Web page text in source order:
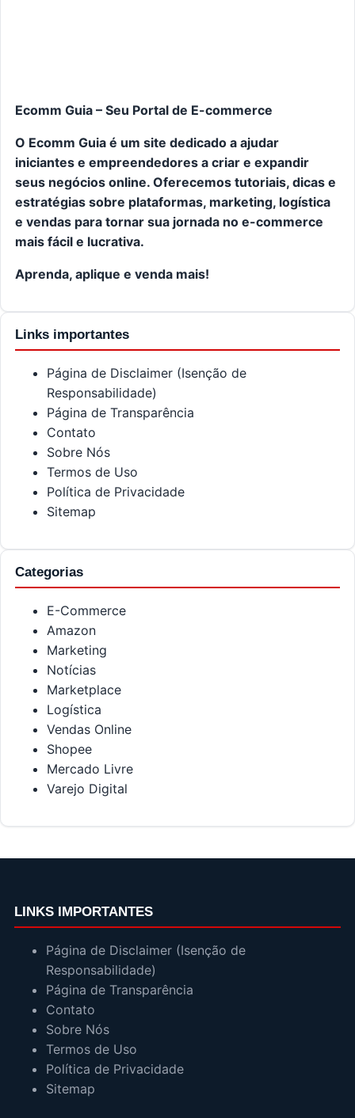
Ecomm Guia – Seu Portal de E-commerce
O Ecomm Guia é um site dedicado a ajudar
iniciantes e empreendedores a criar e expandir
seus negócios online. Oferecemos tutoriais, dicas e
estratégias sobre plataformas, marketing, logística
e vendas para tornar sua jornada no e-commerce
mais fácil e lucrativa.
Aprenda, aplique e venda mais!
Links importantes
Página de Disclaimer (Isenção de
Responsabilidade)
Página de Transparência
Contato
Sobre Nós
Termos de Uso
Política de Privacidade
Sitemap
Categorias
E-Commerce
Amazon
Marketing
Notícias
Marketplace
Logística
Vendas Online
Shopee
Mercado Livre
Varejo Digital
LINKS IMPORTANTES
Página de Disclaimer (Isenção de
Responsabilidade)
Página de Transparência
Contato
Sobre Nós
Termos de Uso
Política de Privacidade
Sitemap